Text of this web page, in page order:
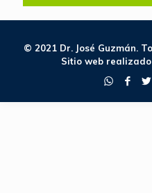
© 2021 Dr. José Guzmán.
Sitio web